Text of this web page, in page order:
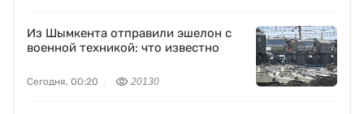
Из Шымкента отправили эшелон с
военной техникой: что известно
Сегодня, 00:20 20130